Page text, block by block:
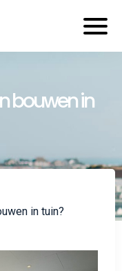
bouwen in
in tuin?